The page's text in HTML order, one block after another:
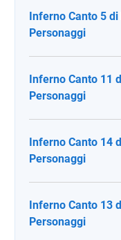
Inferno Canto 5
Personaggi
Inferno Canto 11
Personaggi
Inferno Canto 14
Personaggi
Inferno Canto 13
Personaggi